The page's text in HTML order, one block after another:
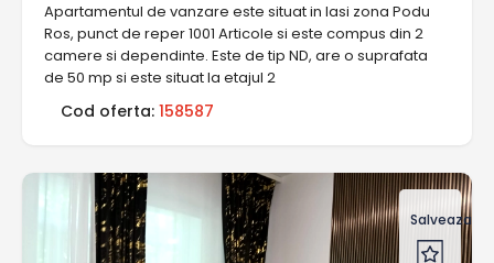
Apartamentul de vanzare este situat in Iasi zona Podu
Ros, punct de reper 1001 Articole si este compus din 2
camere si dependinte. Este de tip ND, are o suprafata
de 50 mp si este situat la etajul 2
Cod oferta: 158587
Salveaza